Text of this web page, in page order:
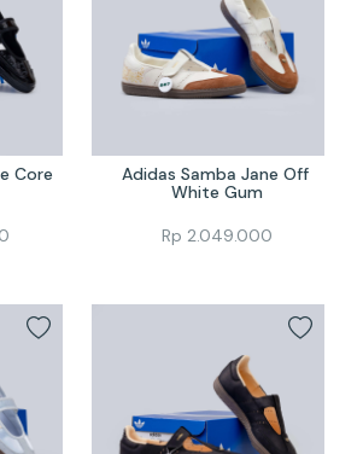
Core
Adidas Samba Jane Off
White Gum
Rp 2.049.000